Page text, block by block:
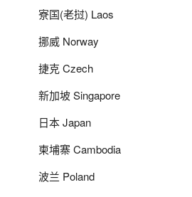
寮国(老挝) Laos
挪威 Norway
捷克 Czech
新加坡 Singapore
日本 Japan
柬埔寨 Cambodia
波兰 Poland